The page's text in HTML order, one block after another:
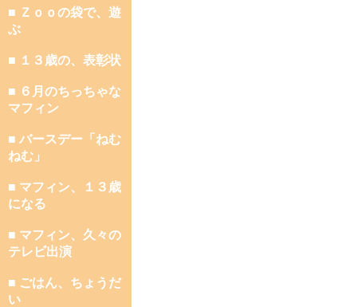
■ Ｚｏｏの袋で、遊
ぶ
■ １３歳の、表彰状
■ ６月のちっちゃな
マフィン
■ バースデー「ねむ
ねむ」
■ マフィン、１３歳
になる
■ マフィン、久々の
テレビ出演
■ ごはん、ちょうだ
い